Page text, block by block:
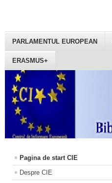
PARLAMENTUL EUROPEAN
ERASMUS+
Pagina de start CIE
Despre CIE